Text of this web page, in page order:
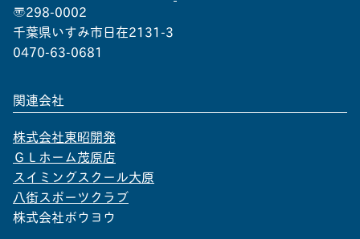
〒298-0002
千葉県いすみ市日在2131-3
0470-63-0681
関連会社
株式会社東昭開発
ＧＬホーム茂原店
スイミングスクール大原
八街スポーツクラブ
株式会社ボウヨウ